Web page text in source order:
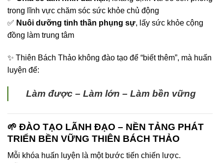
trong lĩnh vực chăm sóc sức khỏe chủ động
✅ Nuôi dưỡng tinh thần phụng sự, lấy sức khỏe cộng
đồng làm trung tâm
✨ Thiên Bách Thảo không đào tạo để “biết thêm”, mà huấn
luyện để:
Làm được – Làm lớn – Làm bền vững
🌱 ĐÀO TẠO LÃNH ĐẠO – NỀN TẢNG PHÁT
TRIỂN BỀN VỮNG THIÊN BÁCH THẢO
Mỗi khóa huấn luyện là một bước tiến chiến lược.